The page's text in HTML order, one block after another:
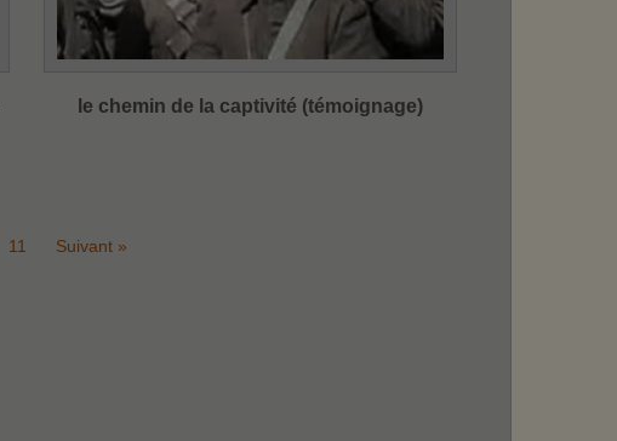
le chemin de la captivité (témoignage)
11 Suivant »